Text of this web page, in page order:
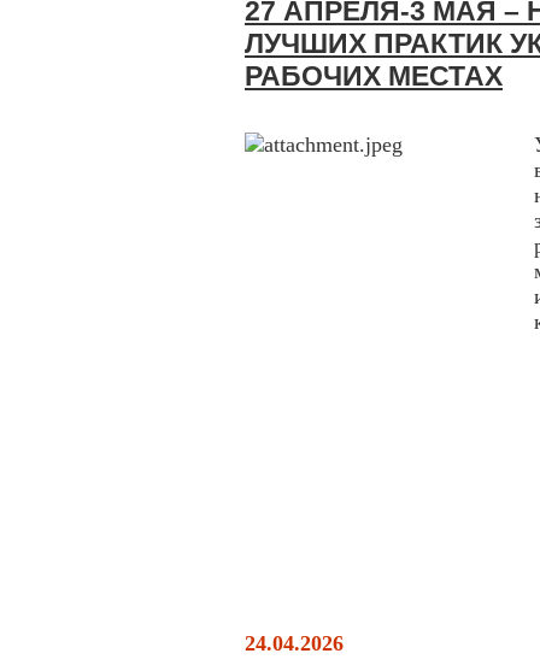
27 АПРЕЛЯ-3 МАЯ
ЛУЧШИХ ПРАКТИК
РАБОЧИХ МЕСТАХ
24.04.2026